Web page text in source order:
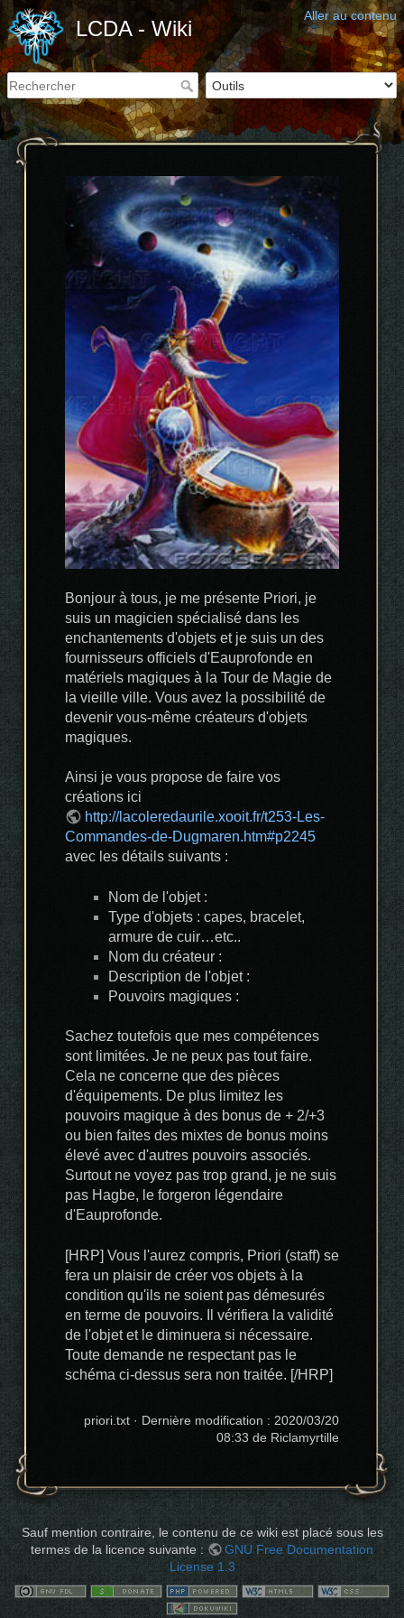
Aller au contenu
LCDA - Wiki
Bonjour à tous, je me présente Priori, je
suis un magicien spécialisé dans les
enchantements d'objets et je suis un des
fournisseurs officiels d'Eauprofonde en
matériels magiques à la Tour de Magie de
la vieille ville. Vous avez la possibilité de
devenir vous-même créateurs d'objets
magiques.
Ainsi je vous propose de faire vos
créations ici
http://lacoleredaurile.xooit.fr/t253-Les-
Commandes-de-Dugmaren.htm#p2245
avec les détails suivants :
Nom de l'objet :
Type d'objets : capes, bracelet,
armure de cuir…etc..
Nom du créateur :
Description de l'objet :
Pouvoirs magiques :
Sachez toutefois que mes compétences
sont limitées. Je ne peux pas tout faire.
Cela ne concerne que des pièces
d'équipements. De plus limitez les
pouvoirs magique à des bonus de + 2/+3
ou bien faites des mixtes de bonus moins
élevé avec d'autres pouvoirs associés.
Surtout ne voyez pas trop grand, je ne suis
pas Hagbe, le forgeron légendaire
d'Eauprofonde.
[HRP] Vous l'aurez compris, Priori (staff) se
fera un plaisir de créer vos objets à la
condition qu'ils ne soient pas démesurés
en terme de pouvoirs. Il vérifiera la validité
de l'objet et le diminuera si nécessaire.
Toute demande ne respectant pas le
schéma ci-dessus sera non traitée. [/HRP]
priori.txt · Dernière modification : 2020/03/20
08:33 de Riclamyrtille
Sauf mention contraire, le contenu de ce wiki est placé sous les
termes de la licence suivante :
GNU Free Documentation
License 1.3